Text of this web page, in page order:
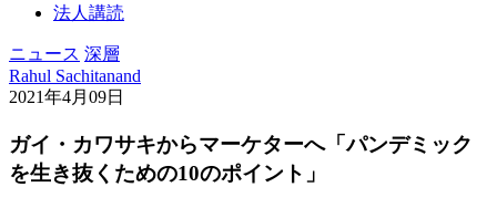
法人講読
ニュース 深層
Rahul Sachitanand
2021年4月09日
ガイ・カワサキからマーケターへ「パンデミック
を生き抜くための10のポイント」